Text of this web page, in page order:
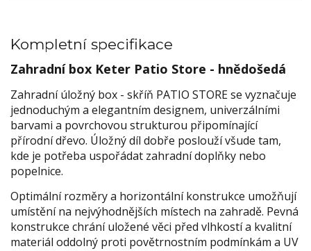
Kompletní specifikace
Zahradní box Keter Patio Store - hnědošedá
Zahradní úložný box - skříň PATIO STORE se vyznačuje
jednoduchým a elegantním designem, univerzálními
barvami a povrchovou strukturou připomínající
přírodní dřevo. Úložný díl dobře poslouží všude tam,
kde je potřeba uspořádat zahradní doplňky nebo
popelnice.
Optimální rozměry a horizontální konstrukce umožňují
umístění na nejvýhodnějších místech na zahradě. Pevná
konstrukce chrání uložené věci před vlhkostí a kvalitní
materiál oddolný proti povětrnostním podmínkám a UV